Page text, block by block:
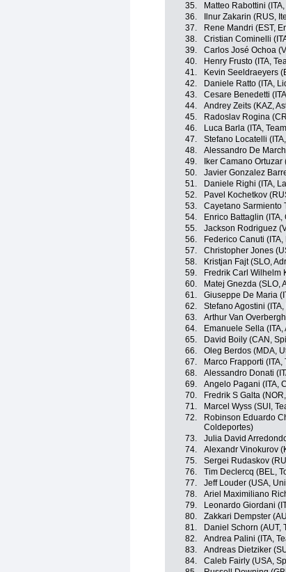
35.
Matteo Rabottini
36.
Ilnur Zakarin (RUS,
37.
Rene Mandri (EST,
38.
Cristian Cominelli
39.
Carlos José Ochoa
40.
Henry Frusto (ITA,
41.
Kevin Seeldraeyers
42.
Daniele Ratto (ITA,
43.
Cesare Benedetti
44.
Andrey Zeits (KAZ,
45.
Radoslav Rogina
46.
Luca Barla (ITA,
47.
Stefano Locatelli
48.
Alessandro De
49.
Iker Camano
50.
Javier Gonzalez
51.
Daniele Righi (ITA,
52.
Pavel Kochetkov
53.
Cayetano Sarmiento
54.
Enrico Battaglin
55.
Jackson Rodriguez
56.
Federico Canuti
57.
Christopher Jones
58.
Kristjan Fajt (SLO,
59.
Fredrik Carl Wilhelm
60.
Matej Gnezda (SLO,
61.
Giuseppe De Maria
62.
Stefano Agostini
63.
Arthur Van
64.
Emanuele Sella
65.
David Boily (CAN,
66.
Oleg Berdos (MDA,
67.
Marco Frapporti (ITA,
68.
Alessandro Donati
69.
Angelo Pagani (ITA,
70.
Fredrik S Galta
71.
Marcel Wyss (SUI,
72.
Robinson Eduardo
Coldeportes)
73. Julia David
74.
Alexandr Vinokurov
75.
Sergei Rudaskov
76.
Tim Declercq (BEL,
77.
Jeff Louder (USA,
78.
Ariel Maximiliano
79.
Leonardo Giordani
80.
Zakkari Dempster
81.
Daniel Schorn (AUT,
82.
Andrea Palini (ITA,
83.
Andreas Dietziker
84.
Caleb Fairly (USA,